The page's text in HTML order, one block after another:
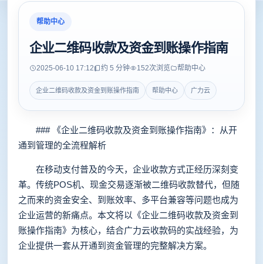
帮助中心
企业二维码收款及资金到账操作指南
2025-06-10 17:12 约 5 分钟 152次浏览 帮助中心
企业二维码收款及资金到账操作指南 帮助中心 广力云
### 《企业二维码收款及资金到账操作指南》：从开
通到管理的全流程解析
在移动支付普及的今天，企业收款方式正经历深刻变
革。传统POS机、现金交易逐渐被二维码收款替代，但随
之而来的资金安全、到账效率、多平台兼容等问题也成为
企业运营的新痛点。本文将以《企业二维码收款及资金到
账操作指南》为核心，结合广力云收款码的实战经验，为
企业提供一套从开通到资金管理的完整解决方案。